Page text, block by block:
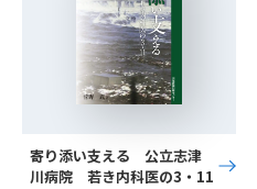
寄り添い支える 公立志津
川病院 若き内科医の3・11